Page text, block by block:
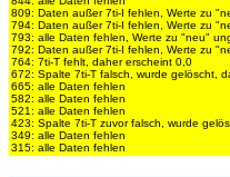
809: Daten außer 7ti-I fehlen, Werte zu
794: Daten außer 7ti-I fehlen, Werte zu
793: alle Daten fehlen, Werte zu "neu"
792: Daten außer 7ti-I fehlen, Werte zu
764: 7ti-T fehlt, daher erscheint 0,0
672: Spalte 7ti-T falsch, wurde gelöscht,
665: alle Daten fehlen
582: alle Daten fehlen
521: alle Daten fehlen
423: Spalte 7ti-T zuvor falsch, wurde
349: alle Daten fehlen
315: alle Daten fehlen